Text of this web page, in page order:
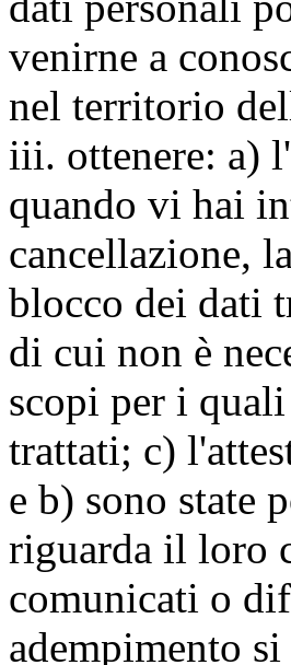
venirne a
nel territorio
iii. ottenere: a)
quando vi hai
cancellazione,
blocco dei dati
di cui non è
scopi per i
trattati; c)
e b) sono state
riguarda il loro
comunicati o
adempimento